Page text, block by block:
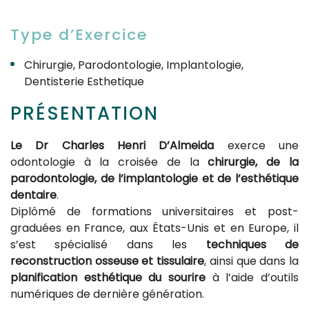
Type d’Exercice
Chirurgie, Parodontologie, Implantologie,
Dentisterie Esthetique
PRÉSENTATION
Le Dr Charles Henri D’Almeida exerce une
odontologie à la croisée de lachirurgie, de la
parodontologie, de l’implantologie et de l’esthétique
dentaire.
Diplômé de formations universitaires et post-
graduées en France, aux États-Unis et en Europe, il
s’est spécialisé dans les techniques de
reconstruction osseuse et tissulaire, ainsi que dans la
planification esthétique du sourireà l’aide d’outils
numériques de dernière génération.